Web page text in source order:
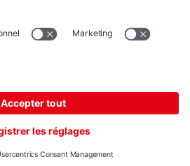
1 · 71272 Renningen ·
·info@k2-systems.com